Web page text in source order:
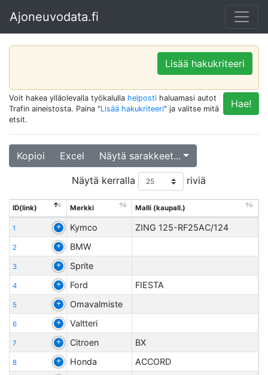
Ajoneuvodata.fi
Lisää hakukriteeri
Hae!
Voit hakea ylläolevalla työkalulla helposti haluamasi autot
Trafin aineistosta. Paina "Lisää hakukriteeri" ja valitse mitä
etsit.
Kopioi Excel Näytä sarakkeet...
Näytä kerralla riviä
ID(link) Merkki Malli (kaupall.)
1 Kymco ZING 125-RF25AC/124
2 BMW
3 Sprite
4 Ford FIESTA
5 Omavalmiste
6 Valtteri
7 Citroen BX
8 Honda ACCORD